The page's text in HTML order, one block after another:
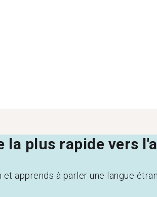
la plus rapide vers
apprends à parler une langue